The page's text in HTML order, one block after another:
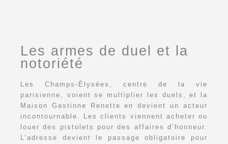
Les armes de duel et la
notoriété
Les Champs-Élysées, centre de la vie
parisienne, voient se multiplier les duels, et la
Maison Gastinne Renette en devient un acteur
incontournable. Les clients viennent acheter ou
louer des pistolets pour des affaires d’honneur.
L’adresse devient le passage obligatoire pour